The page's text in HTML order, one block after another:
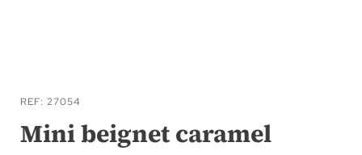
to
the
beginning
REF 27054
Mini beignet caramel